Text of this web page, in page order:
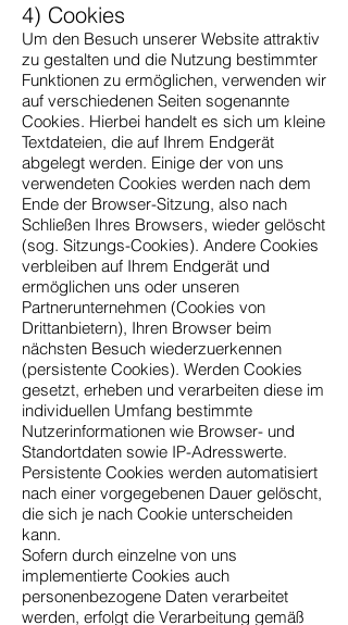
4) Cookies
Um den Besuch unserer Website attraktiv
zu gestalten und die Nutzung bestimmter
Funktionen zu ermöglichen, verwenden wir
auf verschiedenen Seiten sogenannte
Cookies. Hierbei handelt es sich um kleine
Textdateien, die auf Ihrem Endgerät
abgelegt werden. Einige der von uns
verwendeten Cookies werden nach dem
Ende der Browser-Sitzung, also nach
Schließen Ihres Browsers, wieder gelöscht
(sog. Sitzungs-Cookies). Andere Cookies
verbleiben auf Ihrem Endgerät und
ermöglichen uns oder unseren
Partnerunternehmen (Cookies von
Drittanbietern), Ihren Browser beim
nächsten Besuch wiederzuerkennen
(persistente Cookies). Werden Cookies
gesetzt, erheben und verarbeiten diese im
individuellen Umfang bestimmte
Nutzerinformationen wie Browser- und
Standortdaten sowie IP-Adresswerte.
Persistente Cookies werden automatisiert
nach einer vorgegebenen Dauer gelöscht,
die sich je nach Cookie unterscheiden
kann.
Sofern durch einzelne von uns
implementierte Cookies auch
personenbezogene Daten verarbeitet
werden, erfolgt die Verarbeitung gemäß